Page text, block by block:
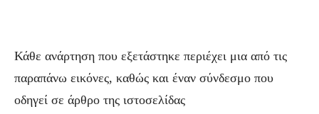
Κάθε ανάρτηση που εξετάστηκε περιέχει μια από τις
παραπάνω εικόνες, καθώς και έναν σύνδεσμο που
οδηγεί σε άρθρο της ιστοσελίδας